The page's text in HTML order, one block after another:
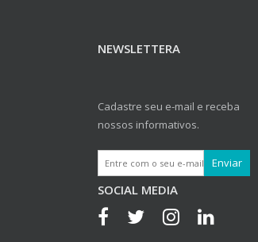
NEWSLETTERA
Cadastre seu e-mail e receba
nossos informativos.
SOCIAL MEDIA